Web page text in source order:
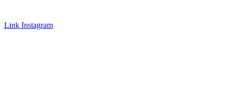
Link Instagram